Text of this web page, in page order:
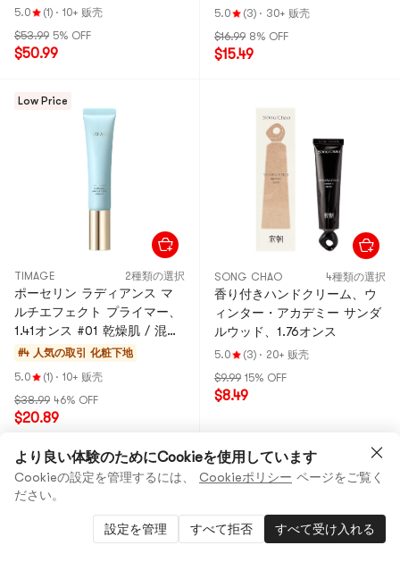
【ジェニー HOT】
5.0 (1) · 10+ 贩壳
$53.99 5% OFF
$50.99
5.0 (3) · 30+ 贩壳
$16.99 8% OFF
$15.49
Low Price
TIMAGE 2種類の選択
ポーセリン ラディアンス マ
ルチエフェクト プライマー、
1.41オンス #01 乾燥肌 / 混合
乾燥肌 | 保湿
#4 人気の取引
化粧下地
5.0
(1) · 10+ 贩壳
$38.99 46% OFF
$20.89
SONG CHAO 4種類の選択
香り付きハンドクリーム、ウ
ィンター・アカデミー サンダ
ルウッド、1.76オンス
5.0 (3) · 20+ 贩壳
$9.99 15% OFF
$8.49
Low Price
より良い体験のためにCookieを使用しています
Cookieの設定を管理するには、 Cookieポリシー ページをご覧く
ださい。
設定を管理 すべて拒否 すべて受け入れる